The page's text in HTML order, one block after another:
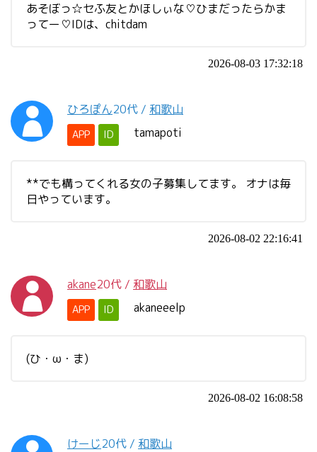
あそぼっ☆セふ友とかほしぃな♡ひまだったらかま
ってー♡IDは、chitdam
2026-08-03 17:32:18
ひろぽん20代 / 和歌山
APP ID tamapoti
**でも構ってくれる女の子募集してます。 オナは毎
日やっています。
2026-08-02 22:16:41
akane20代 / 和歌山
APP ID akaneeelp
(ひ・ω・ま)
2026-08-02 16:08:58
けーじ20代 / 和歌山